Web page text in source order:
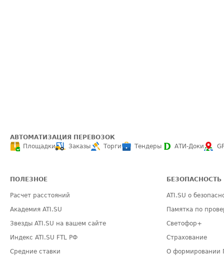
АВТОМАТИЗАЦИЯ ПЕРЕВОЗОК
Площадки
Заказы Торги Тендеры АТИ-Доки
ПОЛЕЗНОЕ
Расчет расстояний
Академия ATI.SU
Звезды ATI.SU на вашем сайте
Индекс ATI.SU FTL РФ
Средние ставки
БЕЗОПАСНОСТЬ
ATI.SU о
Памятка по
Светофор+
Страхование
О формировании